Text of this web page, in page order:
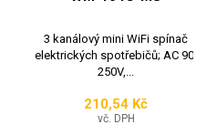
3 kanálový mini WiFi spínač
elektrických spotřebičů; AC 90-
250V,...
Cena
210,54 Kč
vč. DPH